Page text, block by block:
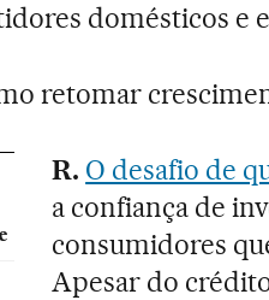
domésticos e
retomar
R. O desafio de
a confiança de
consumidores
Apesar do